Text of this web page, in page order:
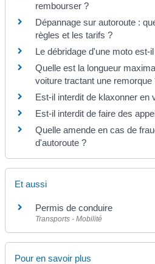
rembourser ?
Dépannage sur autoroute :
règles et les tarifs ?
Le débridage d'une moto est-
Quelle est la longueur
voiture tractant une remorque
Est-il interdit de klaxonner en
Est-il interdit de faire des
Quelle amende en cas de
d'autoroute ?
Et aussi
Permis de conduire
Transports - Mobilité
Pour en savoir plus